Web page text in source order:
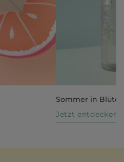
Sommer in Blüte
Jetzt entdecken